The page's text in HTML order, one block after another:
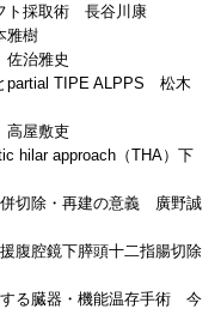
ト採取術 長谷川康
雅樹
治雅史
partial TIPE ALPPS 松木
屋敷吏
hilar approach（THA）下
切除・再建の意義 廣野誠
腹腔鏡下膵頭十二指腸切除
る臓器・機能温存手術 今